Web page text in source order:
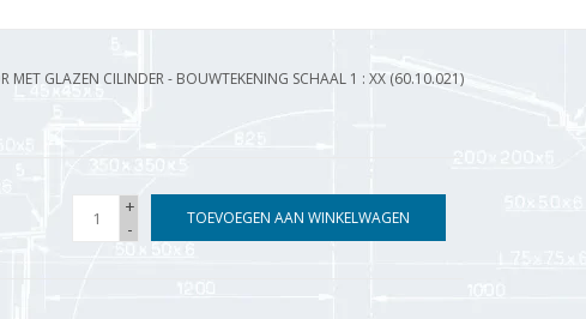
MET GLAZEN CILINDER - BOUWTEKENING SCHAAL 1 : XX (60.10.021)
+
-
TOEVOEGEN AAN WINKELWAGEN